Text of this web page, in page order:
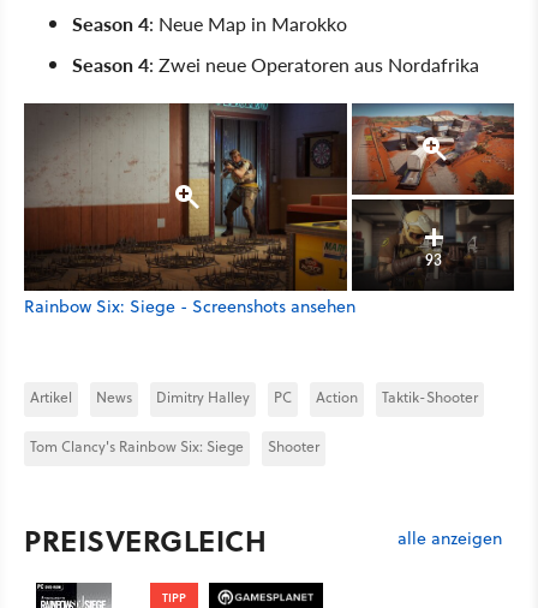
Season 4: Neue Map in Marokko
Season 4: Zwei neue Operatoren aus Nordafrika
93
Rainbow Six: Siege - Screenshots ansehen
Artikel News Dimitry Halley PC Action Taktik-Shooter
Tom Clancy's Rainbow Six: Siege Shooter
PREISVERGLEICH alle anzeigen
TIPP